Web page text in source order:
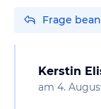
Frage
Kerstin
am 4.